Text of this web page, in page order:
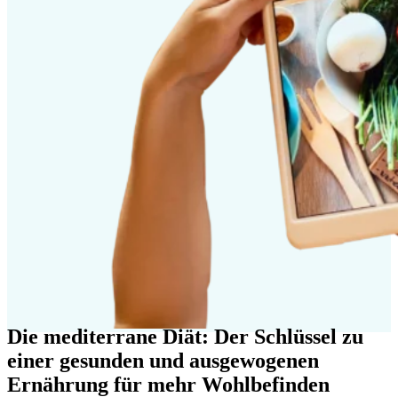
Die mediterrane Diät: Der Schlüssel zu
einer gesunden und ausgewogenen
Ernährung für mehr Wohlbefinden